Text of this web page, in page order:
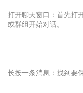
打开聊天窗口：首先打
或群组开始对话。
长按一条消息：找到要